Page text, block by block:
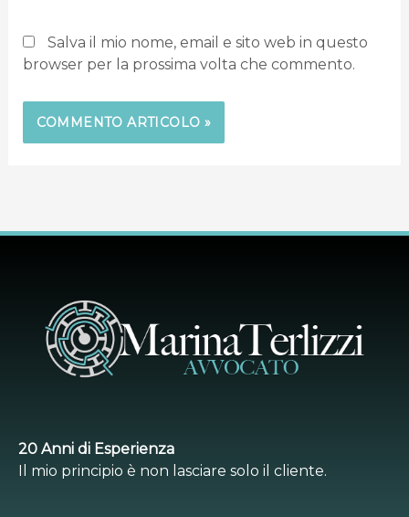
Salva il mio nome, email e sito web in questo
browser per la prossima volta che commento.
20 Anni di Esperienza
Il mio principio è non lasciare solo il cliente.